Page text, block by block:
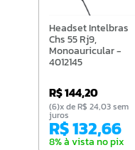
Headset Intelbras
Chs 55 Rj9,
Monoauricular -
4012145
R$ 144,20
R$ 132,66
8% à vista no pix
(6)x de R$ 24,03 sem
juros